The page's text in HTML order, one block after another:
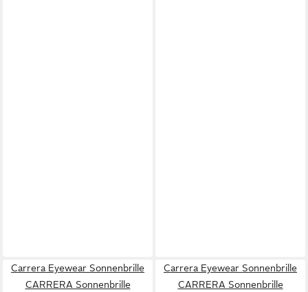
Carrera Eyewear Sonnenbrille
CARRERA Sonnenbrille
Carrera Eyewear Sonnenbrille
CARRERA Sonnenbrille